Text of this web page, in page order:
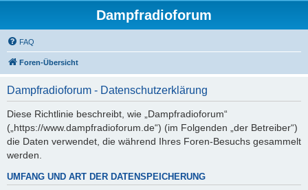
Dampfradioforum
FAQ
Foren-Übersicht
Dampfradioforum - Datenschutzerklärung
Diese Richtlinie beschreibt, wie „Dampfradioforum“
(„https://www.dampfradioforum.de“) (im Folgenden „der Betreiber“)
die Daten verwendet, die während Ihres Foren-Besuchs gesammelt
werden.
UMFANG UND ART DER DATENSPEICHERUNG